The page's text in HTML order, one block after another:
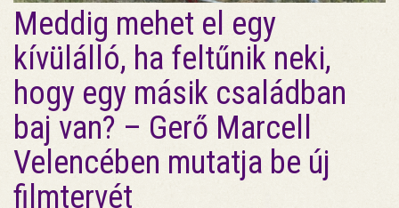
Meddig mehet el egy
kívülálló, ha feltűnik neki,
hogy egy másik családban
baj van? – Gerő Marcell
Velencében mutatja be új
filmtervét